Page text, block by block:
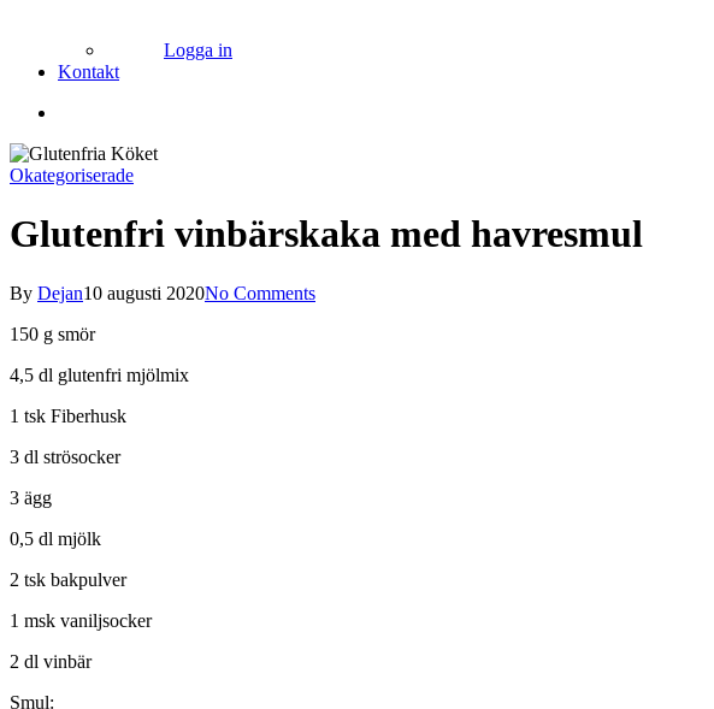
Logga in
Kontakt
Okategoriserade
Glutenfri vinbärskaka med havresmul
By Dejan10 augusti 2020No Comments
150 g smör
4,5 dl glutenfri mjölmix
1 tsk Fiberhusk
3 dl strösocker
3 ägg
0,5 dl mjölk
2 tsk bakpulver
1 msk vaniljsocker
2 dl vinbär
Smul: